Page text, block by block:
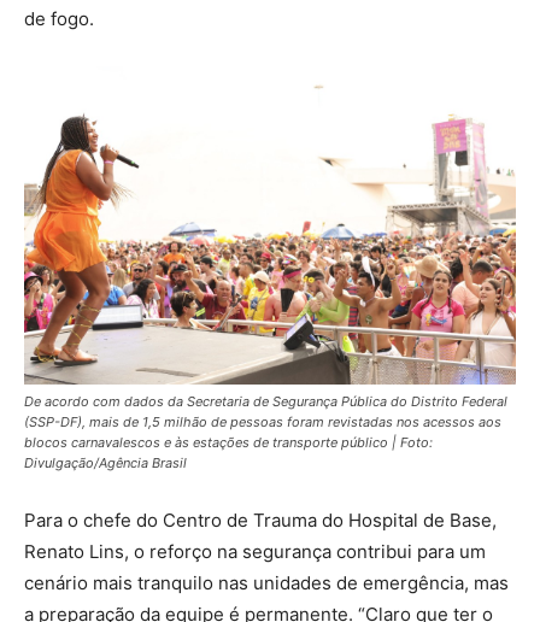
de fogo.
De acordo com dados da Secretaria de Segurança Pública do Distrito Federal
(SSP-DF), mais de 1,5 milhão de pessoas foram revistadas nos acessos aos
blocos carnavalescos e às estações de transporte público | Foto:
Divulgação/Agência Brasil
Para o chefe do Centro de Trauma do Hospital de Base,
Renato Lins, o reforço na segurança contribui para um
cenário mais tranquilo nas unidades de emergência, mas
a preparação da equipe é permanente. “Claro que ter o